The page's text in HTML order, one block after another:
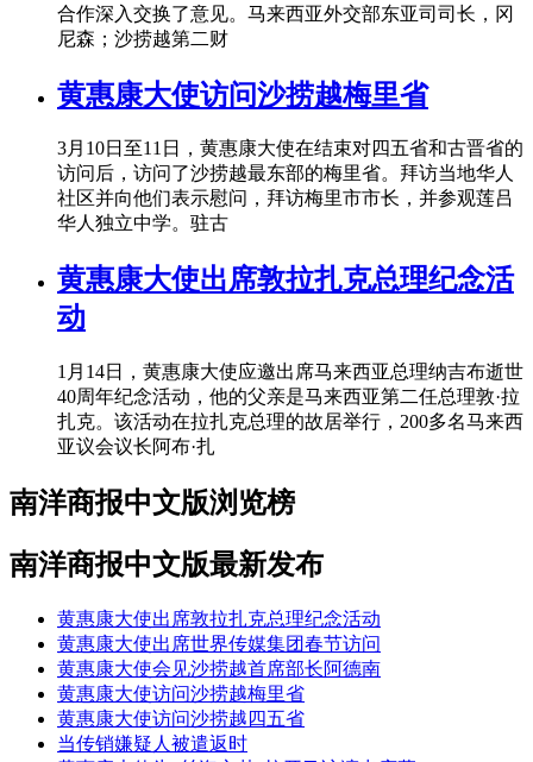
合作深入交换了意见。马来西亚外交部东亚司司长，冈
尼森；沙捞越第二财
黄惠康大使访问沙捞越梅里省
3月10日至11日，黄惠康大使在结束对四五省和古晋省的
访问后，访问了沙捞越最东部的梅里省。拜访当地华人
社区并向他们表示慰问，拜访梅里市市长，并参观莲吕
华人独立中学。驻古
黄惠康大使出席敦拉扎克总理纪念活
动
1月14日，黄惠康大使应邀出席马来西亚总理纳吉布逝世
40周年纪念活动，他的父亲是马来西亚第二任总理敦·拉
扎克。该活动在拉扎克总理的故居举行，200多名马来西
亚议会议长阿布·扎
南洋商报中文版浏览榜
南洋商报中文版最新发布
黄惠康大使出席敦拉扎克总理纪念活动
黄惠康大使出席世界传媒集团春节访问
黄惠康大使会见沙捞越首席部长阿德南
黄惠康大使访问沙捞越梅里省
黄惠康大使访问沙捞越四五省
当传销嫌疑人被遣返时